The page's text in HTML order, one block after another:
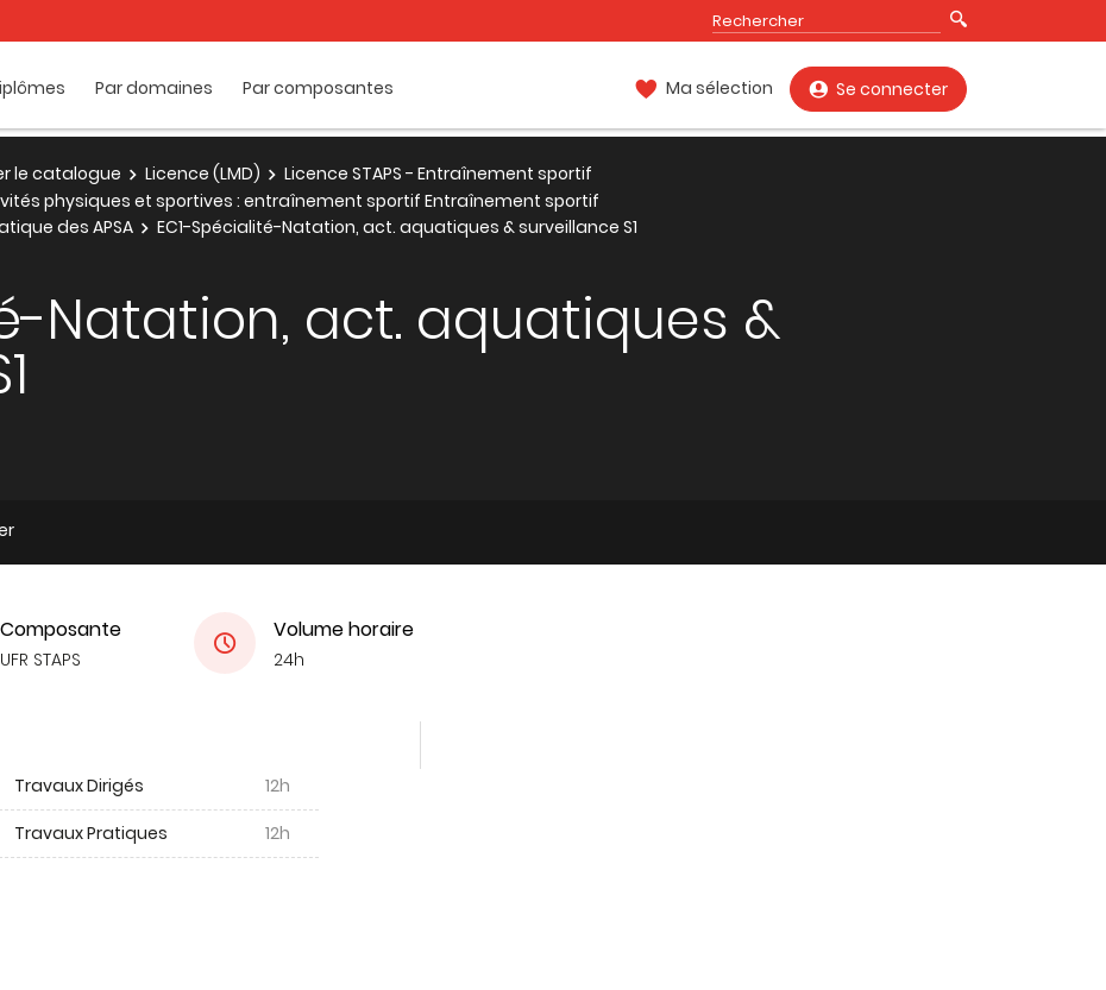
Par domaines Par composantes Ma sélection Se connecter
le catalogue Licence (LMD)
Licence STAPS - Entraînement sportif
physiques et sportives : entraînement sportif Entraînement sportif
des APSA
EC1-Spécialité-Natation, act. aquatiques & surveillance S1
Natation, act. aquatiques &
Composante
UFR STAPS
Volume horaire
24h
Travaux Dirigés
12h
Travaux Pratiques 12h